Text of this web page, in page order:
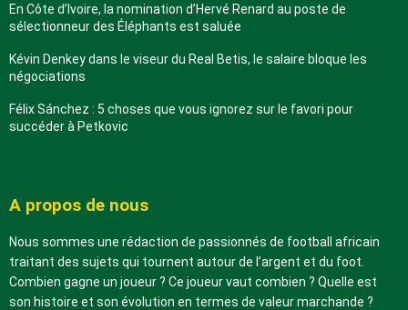
En Côte d’Ivoire, la nomination d’Hervé Renard au poste de
sélectionneur des Éléphants est saluée
Kévin Denkey dans le viseur du Real Betis, le salaire bloque les
négociations
Félix Sánchez : 5 choses que vous ignorez sur le favori pour
succéder à Petkovic
A propos de nous
Nous sommes une rédaction de passionnés de football africain
traitant des sujets qui tournent autour de l’argent et du foot.
Combien gagne un joueur ? Ce joueur vaut combien ? Quelle est
son histoire et son évolution en termes de valeur marchande ?